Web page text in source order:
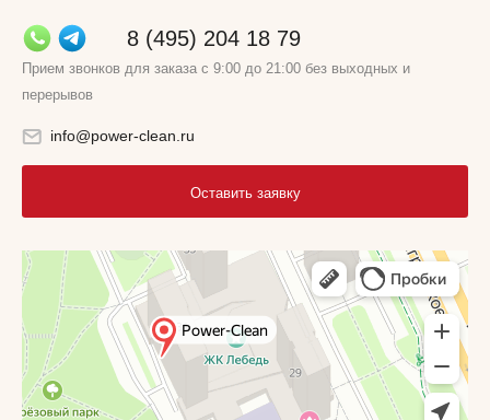
8 (495) 204 18 79
Прием звонков для заказа с 9:00 до 21:00 без выходных и
перерывов
info@power-clean.ru
Оставить заявку